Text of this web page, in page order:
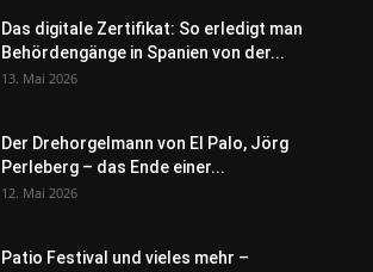
Das digitale Zertifikat: So erledigt man
Behördengänge in Spanien von der...
13. Mai 2026
Der Drehorgelmann von El Palo, Jörg
Perleberg – das Ende einer...
12. Mai 2026
Patio Festival und vieles mehr –